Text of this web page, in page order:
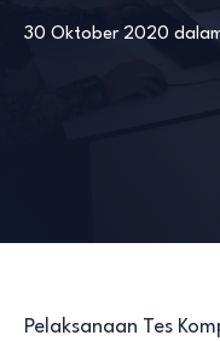
30 Oktober 2020
Pelaksanaan Tes